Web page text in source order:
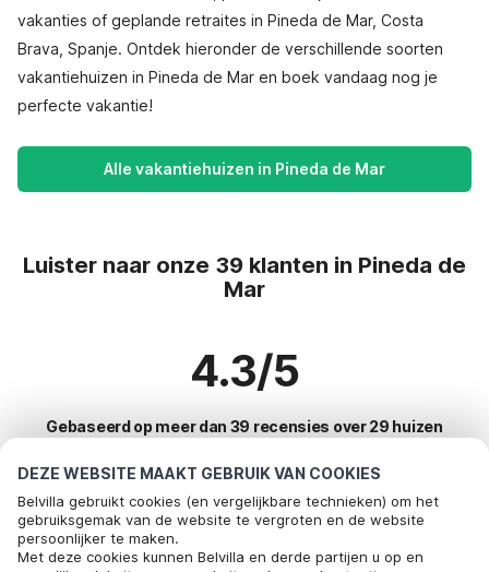
DEZE WEBSITE MAAKT GEBRUIK VAN COOKIES
Belvilla gebruikt cookies (en vergelijkbare technieken) om het
gebruiksgemak van de website te vergroten en de website
persoonlijker te maken.
Met deze cookies kunnen Belvilla en derde partijen u op en
vakanties of geplande retraites in Pineda de Mar, Costa
Brava, Spanje. Ontdek hieronder de verschillende soorten
vakantiehuizen in Pineda de Mar en boek vandaag nog je
perfecte vakantie!
Alle vakantiehuizen in Pineda de Mar
Luister naar onze 39 klanten in Pineda de
Mar
4.3/5
Gebaseerd op meer dan 39 recensies over 29 huizen
Meest populaire bestemmingen voor
vakantie
Bel om te boeken